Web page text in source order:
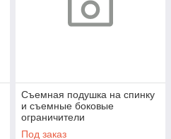
Съемная подушка на спинку
и съемные боковые
ограничители
Под заказ